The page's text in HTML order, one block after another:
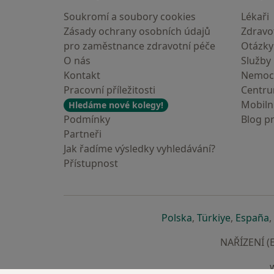
Soukromí a soubory cookies
Zásady ochrany osobních údajů
pro zaměstnance zdravotní péče
O nás
Kontakt
Pracovní příležitosti
Hledáme nové kolegy!
Podmínky
Partneři
Jak řadíme výsledky vyhledávání?
Přístupnost
Lékaři
Služby
Blog
Polskase otevře v nové
, Türkiyese
, España,
NAŘÍZENÍ